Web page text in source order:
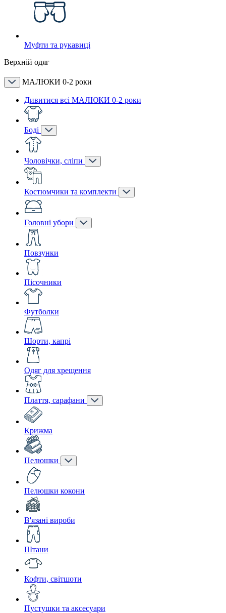
Муфти та рукавиці
Верхній одяг
МАЛЮКИ 0-2 роки
Дивитися всі МАЛЮКИ 0-2 роки
Боді
Чоловічки, сліпи
Костюмчики та комплекти
Головні убори
Повзунки
Пісочники
Футболки
Шорти, капрі
Одяг для хрещення
Плаття, сарафани
Крижма
Пелюшки
Пелюшки кокони
В'язані вироби
Штани
Кофти, світшоти
Пустушки та аксесуари